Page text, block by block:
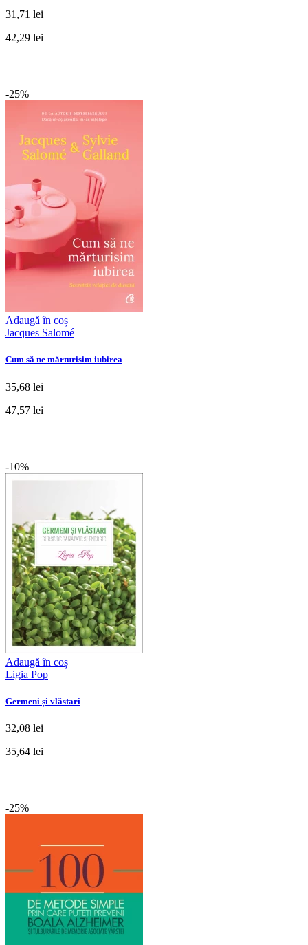
31,71 lei
42,29 lei
-25%
Adaugă în coș
Jacques Salomé
Cum să ne mărturisim iubirea
35,68 lei
47,57 lei
-10%
Adaugă în coș
Ligia Pop
Germeni și vlăstari
32,08 lei
35,64 lei
-25%